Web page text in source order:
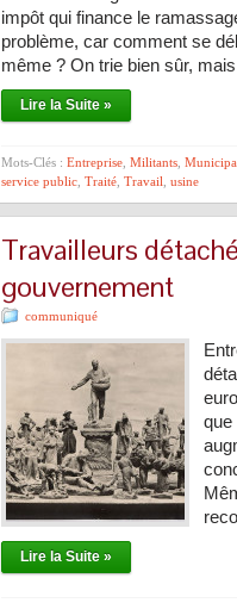
impôt qui finance le
problème, car comment se
même ? On trie bien sûr,
Lire la Suite »
Mots-Clés : Entreprise Militants
service public Traité Travail usine
Travailleurs
gouvernement
communiqué
que
Lire la Suite »